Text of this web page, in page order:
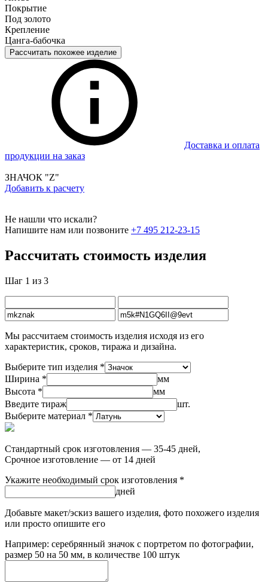
Покрытие
Под золото
Крепление
Цанга-бабочка
Рассчитать похожее изделие
Доставка и оплата
продукции на заказ
ЗНАЧОК "Z"
Добавить к расчету
Не нашли что искали?
Напишите нам или позвоните +7 495 212-23-15
Рассчитать стоимость изделия
Шаг 1 из 3
Мы рассчитаем стоимость изделия исходя из его
характеристик, сроков, тиража и дизайна.
Выберите тип изделия *
Ширина *
мм
Высота *
мм
Введите тираж
шт.
Выберите материал *
Стандартный срок изготовления — 35-45 дней,
Срочное изготовление — от 14 дней
Укажите необходимый срок изготовления *
дней
Добавьте макет/эскиз вашего изделия, фото похожего изделия
или просто опишите его
Например: серебрянный значок с портретом по фотографии,
размер 50 на 50 мм, в количестве 100 штук